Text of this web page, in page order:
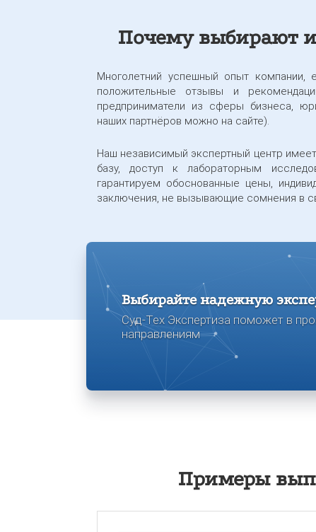
Почему выбирают
Многолетний успешный опыт компании,
положительные отзывы и
предприниматели из сферы бизнеса,
наших партнёров можно на сайте).
Наш независимый экспертный центр
базу, доступ к лабораторным
гарантируем обоснованные цены,
заключения, не вызывающие сомнения в
Выбирайте надежную
Суд-Тех Экспертиза поможет в
направлениям
Примеры